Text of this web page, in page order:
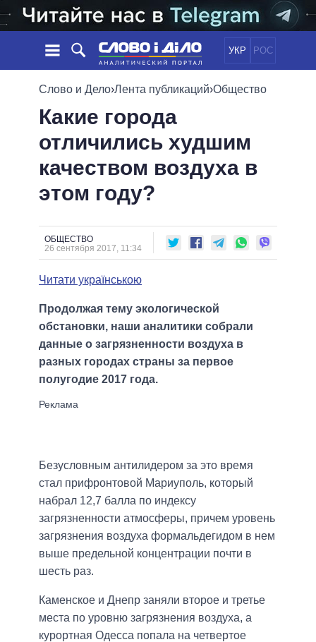
УКР РОС
НОВОСТИ
ЛЕНТА
СОБЫТИЯ
СТАТЬИ
ОБЗОРЫ
ДАЙДЖЕСТЫ
ПОЛИТИКА
ЭКОНОМИКА
ОБЩЕСТВО
МИР
ОБЕЩАНИЯ
ПОЛИТИКИ
ПРЕЗИДЕНТ И ОФИС
ВЕРХОВНАЯ РАДА
КАБИНЕТ МИНИСТРОВ
МЭРЫ
ВСЕ ПЕРСОНЫ
ИНФОГРАФИКА
ПОДДЕРЖАТЬ
СРАВНЕНИЕ ПОЛИТИКОВ
Слово и Дело›Лента публикаций›Общество
Какие города
отличились худшим
качеством воздуха в
этом году?
ОБЩЕСТВО
26 сентября 2017, 11:34
Читати українською
Продолжая тему экологической
обстановки, наши аналитики собрали
данные о загрязненности воздуха в
разных городах страны за первое
полугодие 2017 года.
Безусловным антилидером за это время
стал прифронтовой Мариуполь, который
набрал 12,7 балла по индексу
загрязненности атмосферы, причем уровень
загрязнения воздуха формальдегидом в нем
выше предельной концентрации почти в
шесть раз.
Каменское и Днепр заняли второе и третье
места по уровню загрязнения воздуха, а
курортная Одесса попала на четвертое